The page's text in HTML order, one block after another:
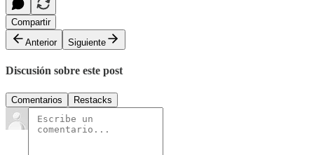
Compartir
Anterior
Siguiente
Discusión sobre este post
Comentarios Restacks